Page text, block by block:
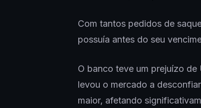
Com tantos pedidos de
possuía antes do seu
O banco teve um prejuízo
levou o mercado a
maior, afetando